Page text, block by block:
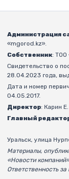
Администрация
«mgorod.kz».
Собственник: ТОО
Свидетельство о
28.04.2023 года,
Дата и номер
04.05.2017.
Директор: Карин Е.
Главный
Уральск, улица
Материалы,
«Новости
Ответственность